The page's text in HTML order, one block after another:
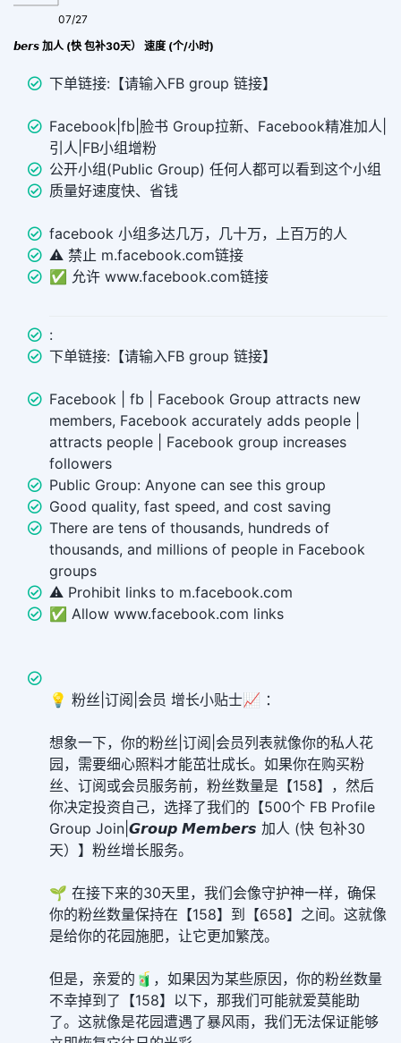
FB Profile Group Join|𝙂𝙧𝙤𝙪𝙥 𝙈𝙚𝙢𝙗𝙚𝙧𝙨 加人 (快 包补30天） 速度 (个/小时)
07/27
下单链接:【请输入FB group 链接】
Facebook|fb|脸书 Group拉新、Facebook精准加人|
引人|FB小组增粉
公开小组(Public Group) 任何人都可以看到这个小组
质量好速度快、省钱
facebook 小组多达几万，几十万，上百万的人
⚠️ 禁止 m.facebook.com链接
✅ 允许 www.facebook.com链接
:
下单链接:【请输入FB group 链接】
Facebook | fb | Facebook Group attracts new
members, Facebook accurately adds people |
attracts people | Facebook group increases
followers
Public Group: Anyone can see this group
Good quality, fast speed, and cost saving
There are tens of thousands, hundreds of
thousands, and millions of people in Facebook
groups
⚠️ Prohibit links to m.facebook.com
✅ Allow www.facebook.com links
💡 粉丝|订阅|会员 增长小贴士📈 ：
想象一下，你的粉丝|订阅|会员列表就像你的私人花
园，需要细心照料才能茁壮成长。如果你在购买粉
丝、订阅或会员服务前，粉丝数量是【158】，然后
你决定投资自己，选择了我们的【500个 FB Profile
Group Join|𝙂𝙧𝙤𝙪𝙥 𝙈𝙚𝙢𝙗𝙚𝙧𝙨 加人 (快 包补30
天）】粉丝增长服务。
🌱 在接下来的30天里，我们会像守护神一样，确保
你的粉丝数量保持在【158】到【658】之间。这就像
是给你的花园施肥，让它更加繁茂。
但是，亲爱的🧃，如果因为某些原因，你的粉丝数量
不幸掉到了【158】以下，那我们可能就爱莫能助
了。这就像是花园遭遇了暴风雨，我们无法保证能够